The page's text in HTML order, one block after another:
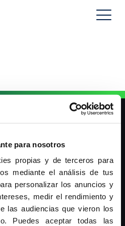
para nosotros
propias y de terceros para
mediante el análisis de tus
personalizar los anuncios y
medir el rendimiento y
las audiencias que vieron los
Puedes aceptar todas las
San Pablo-CEU